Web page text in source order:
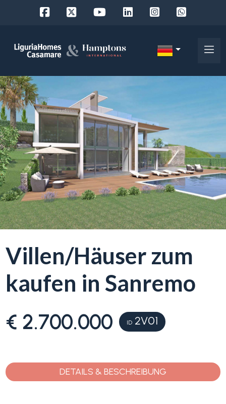
Villen/Häuser zum
kaufen in Sanremo
€ 2.700.000 ID 2V01
DETAILS & BESCHREIBUNG
EN
FR
DE
RU
Über
uns
Unsere
Dienstleistungen
Blumenriviera
Objektsuche
Favoriten
Wo
suchen
Sie?
Provinz
Ort
Immobilientyp
-
Wohnimmobilien